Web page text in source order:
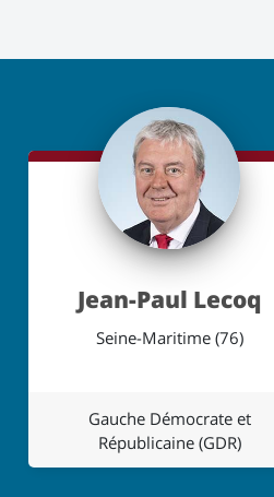
Jean-Paul Lecoq
Seine-Maritime (76)
Gauche Démocrate et
Républicaine (GDR)